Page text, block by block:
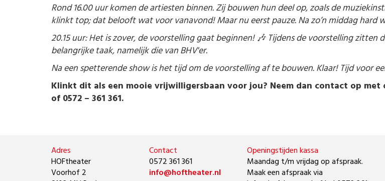
Rond 16.00 uur komen de artiesten binnen. Zij bouwen hun deel op, zoals de
klinkt top; dat belooft wat voor vanavond! Maar nu eerst pauze. Na zo’n middag
20.15 uur: Het is zover, de voorstelling gaat beginnen! 🎶 Tijdens de voorstelling
belangrijke taak, namelijk die van BHV'er.
Na een spetterende show is het tijd om de voorstelling af te bouwen. Klaar! Tijd voor
Klinkt dit als een mooie vrijwilligersbaan voor jou? Neem dan contact op met
of 0572 – 361 361.
Adres
HOFtheater
Voorhof 2
Contact
0572 361 361
info@hoftheater.nl
Openingstijden kassa
Maandag t/m vrijdag op afspraak.
Maak een afspraak via